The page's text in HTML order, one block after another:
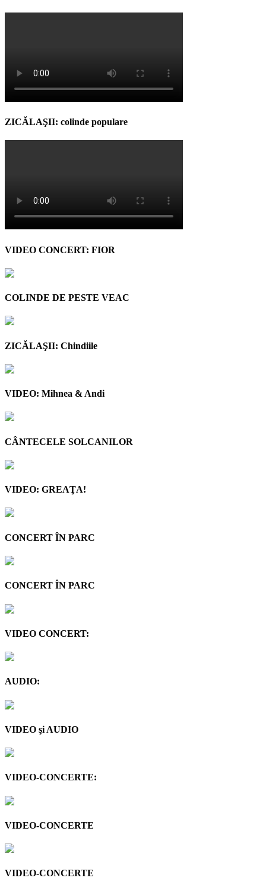
ZICĂLAŞII: colinde populare
VIDEO CONCERT: FIOR
COLINDE DE PESTE VEAC
ZICĂLAŞII: Chindiile
VIDEO: Mihnea & Andi
CÂNTECELE SOLCANILOR
VIDEO: GREAŢA!
CONCERT ÎN PARC
CONCERT ÎN PARC
VIDEO CONCERT:
AUDIO:
VIDEO şi AUDIO
VIDEO-CONCERTE:
VIDEO-CONCERTE
VIDEO-CONCERTE